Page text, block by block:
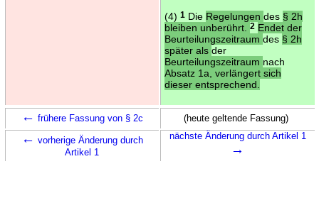
(4) 1Die Regelungen des § 2h
bleiben unberührt.
2 Endet der
Beurteilungszeitraum des § 2h
später als der
Beurteilungszeitraum nach
Absatz 1a, verlängert sich
dieser entsprechend.
← frühere Fassung von § 2c (heute geltende Fassung)
← vorherige Änderung durch
Artikel 1
nächste Änderung durch Artikel 1
→